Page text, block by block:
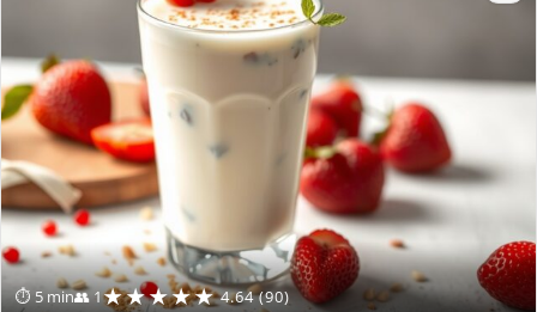
⏱ 5 min👥 1★★★★★ 4.64 (90)